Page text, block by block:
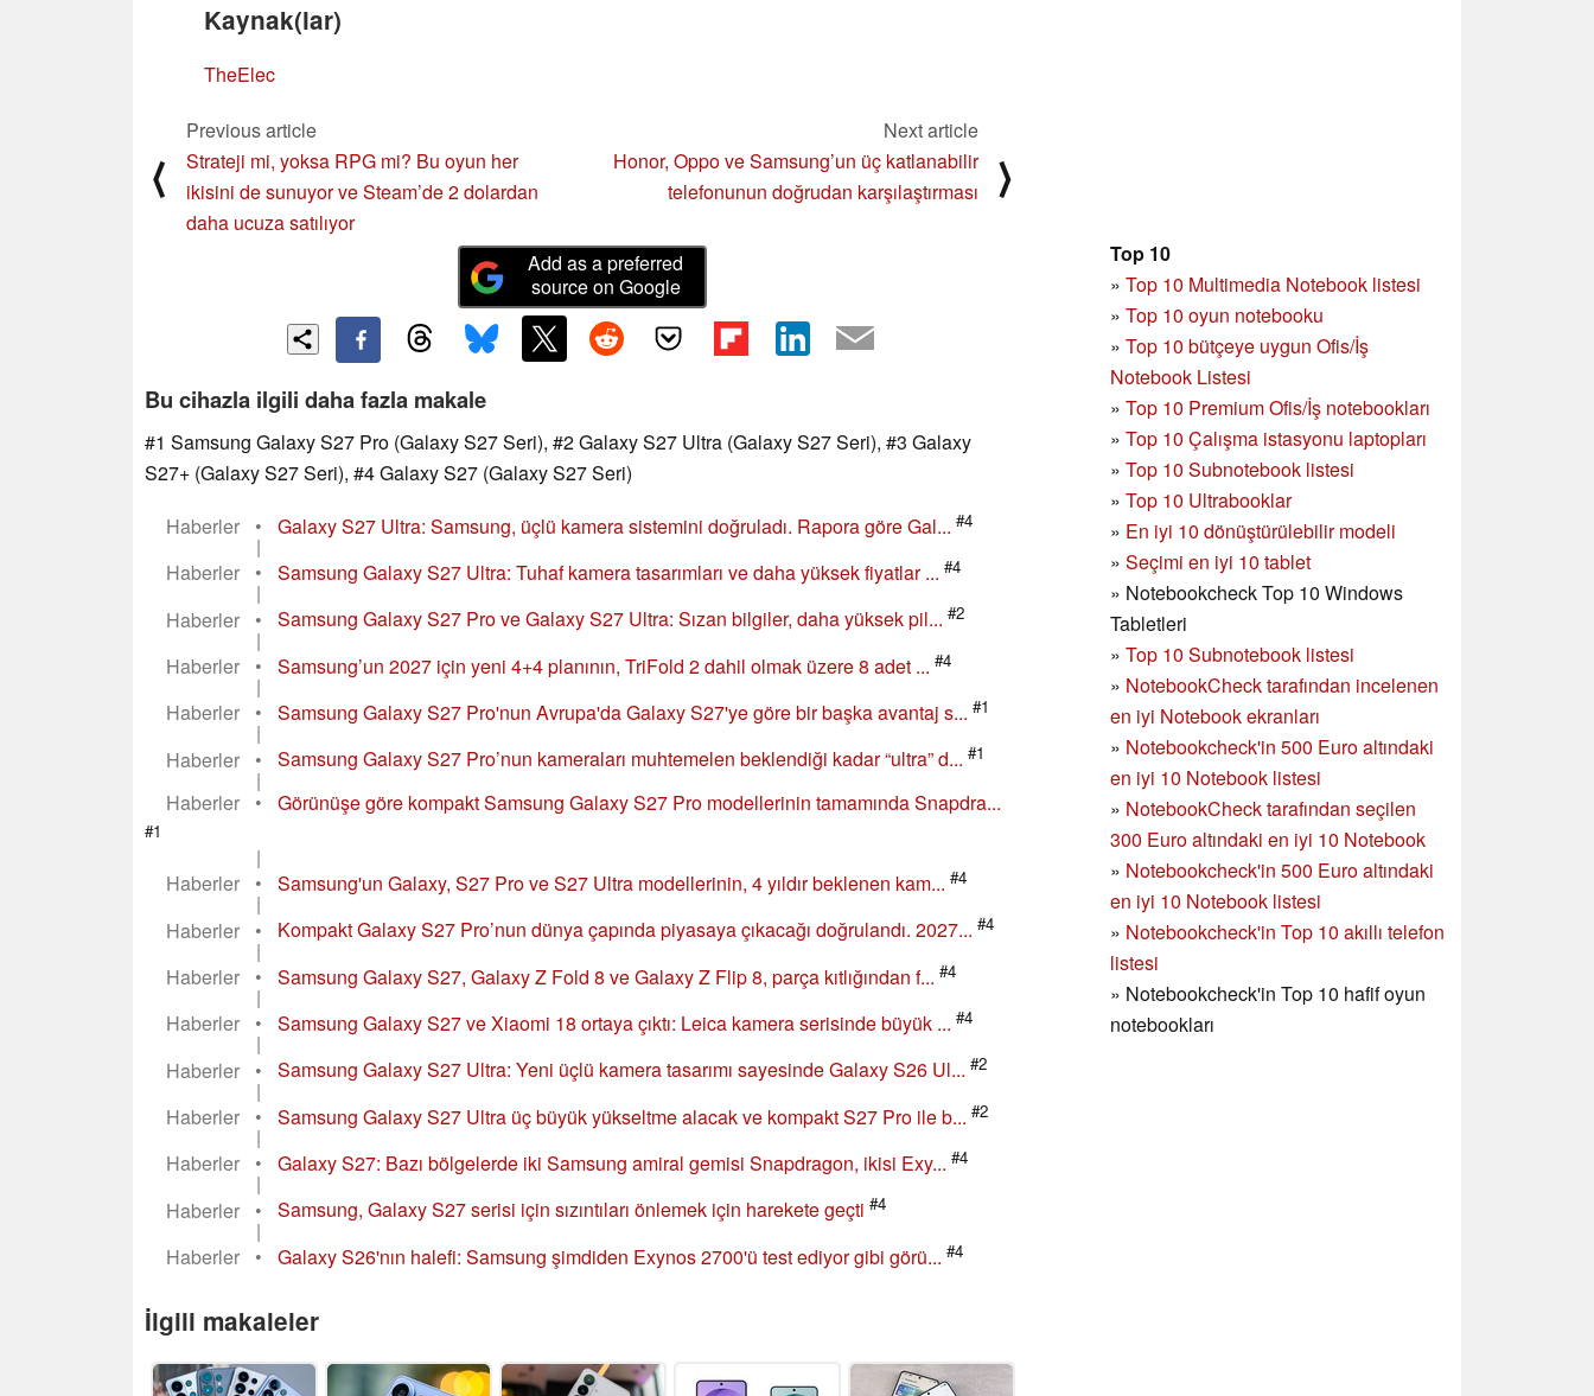
Kaynak(lar)
TheElec
⟨
Previous article
Strateji mi, yoksa RPG mi? Bu oyun her
ikisini de sunuyor ve Steam’de 2 dolardan
daha ucuza satılıyor
Next article
Honor, Oppo ve Samsung’un üç katlanabilir
telefonunun doğrudan karşılaştırması
⟩
Top 10
» Top 10 Multimedia Notebook listesi
» Top 10 oyun notebooku
» Top 10 bütçeye uygun Ofis/İş
Notebook Listesi
» Top 10 Premium Ofis/İş notebookları
» Top 10 Çalışma istasyonu laptopları
» Top 10 Subnotebook listesi
» Top 10 Ultrabooklar
» En iyi 10 dönüştürülebilir modeli
» Seçimi en iyi 10 tablet
» Notebookcheck Top 10 Windows
Tabletleri
» Top 10 Subnotebook listesi
» NotebookCheck tarafından incelenen
en iyi Notebook ekranları
» Notebookcheck'in 500 Euro altındaki
en iyi 10 Notebook listesi
» NotebookCheck tarafından seçilen
300 Euro altındaki en iyi 10 Notebook
» Notebookcheck'in 500 Euro altındaki
en iyi 10 Notebook listesi
» Notebookcheck'in Top 10 akıllı telefon
listesi
» Notebookcheck'in Top 10 hafif oyun
notebookları
Add as a preferred
source on Google
Bu cihazla ilgili daha fazla makale
#1 Samsung Galaxy S27 Pro (Galaxy S27 Seri), #2 Galaxy S27 Ultra (Galaxy S27 Seri), #3 Galaxy
S27+ (Galaxy S27 Seri), #4 Galaxy S27 (Galaxy S27 Seri)
Haberler
• Galaxy S27 Ultra: Samsung, üçlü kamera sistemini doğruladı. Rapora göre Gal... #4
|
Haberler
• Samsung Galaxy S27 Ultra: Tuhaf kamera tasarımları ve daha yüksek fiyatlar ... #4
|
Haberler
• Samsung Galaxy S27 Pro ve Galaxy S27 Ultra: Sızan bilgiler, daha yüksek pil... #2
|
Haberler
• Samsung’un 2027 için yeni 4+4 planının, TriFold 2 dahil olmak üzere 8 adet ... #4
|
Haberler
• Samsung Galaxy S27 Pro'nun Avrupa'da Galaxy S27'ye göre bir başka avantaj s... #1
|
Haberler
• Samsung Galaxy S27 Pro’nun kameraları muhtemelen beklendiği kadar “ultra” d... #1
|
Haberler
• Görünüşe göre kompakt Samsung Galaxy S27 Pro modellerinin tamamında Snapdra...
#1
|
Haberler
• Samsung'un Galaxy, S27 Pro ve S27 Ultra modellerinin, 4 yıldır beklenen kam... #4
|
Haberler
• Kompakt Galaxy S27 Pro’nun dünya çapında piyasaya çıkacağı doğrulandı. 2027... #4
|
Haberler
• Samsung Galaxy S27, Galaxy Z Fold 8 ve Galaxy Z Flip 8, parça kıtlığından f... #4
|
Haberler
• Samsung Galaxy S27 ve Xiaomi 18 ortaya çıktı: Leica kamera serisinde büyük ... #4
|
Haberler
• Samsung Galaxy S27 Ultra: Yeni üçlü kamera tasarımı sayesinde Galaxy S26 Ul... #2
|
Haberler
• Samsung Galaxy S27 Ultra üç büyük yükseltme alacak ve kompakt S27 Pro ile b... #2
|
Haberler
• Galaxy S27: Bazı bölgelerde iki Samsung amiral gemisi Snapdragon, ikisi Exy... #4
|
Haberler
• Samsung, Galaxy S27 serisi için sızıntıları önlemek için harekete geçti #4
|
Haberler
• Galaxy S26'nın halefi: Samsung şimdiden Exynos 2700'ü test ediyor gibi görü... #4
İlgili makaleler